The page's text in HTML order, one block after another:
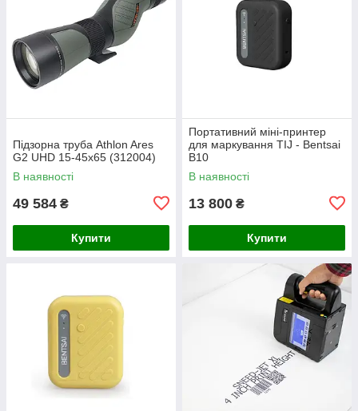
Підзорна труба Athlon Ares
G2 UHD 15-45x65 (312004)
В наявності
49 584 ₴
Купити
Портативний міні-принтер
для маркування TIJ - Bentsai
B10
В наявності
13 800 ₴
Купити